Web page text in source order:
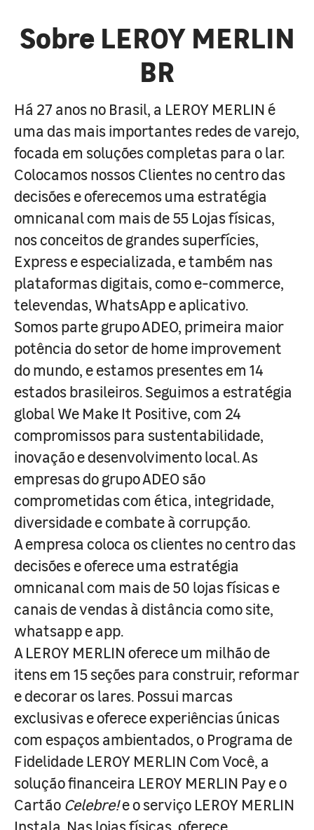
Sobre LEROY MERLIN
BR
Há 27 anos no Brasil, a LEROY MERLIN é
uma das mais importantes redes de varejo,
focada em soluções completas para o lar.
Colocamos nossos Clientes no centro das
decisões e oferecemos uma estratégia
omnicanal com mais de 55 Lojas físicas,
nos conceitos de grandes superfícies,
Express e especializada, e também nas
plataformas digitais, como e-commerce,
televendas, WhatsApp e aplicativo.
Somos parte grupo ADEO, primeira maior
potência do setor de home improvement
do mundo, e estamos presentes em 14
estados brasileiros. Seguimos a estratégia
global We Make It Positive, com 24
compromissos para sustentabilidade,
inovação e desenvolvimento local. As
empresas do grupo ADEO são
comprometidas com ética, integridade,
diversidade e combate à corrupção.
A empresa coloca os clientes no centro das
decisões e oferece uma estratégia
omnicanal com mais de 50 lojas físicas e
canais de vendas à distância como site,
whatsapp e app.
A LEROY MERLIN oferece um milhão de
itens em 15 seções para construir, reformar
e decorar os lares. Possui marcas
exclusivas e oferece experiências únicas
com espaços ambientados, o Programa de
Fidelidade LEROY MERLIN Com Você, a
solução financeira LEROY MERLIN Pay e o
Cartão Celebre!e o serviço LEROY MERLIN
Instala. Nas lojas físicas, oferece